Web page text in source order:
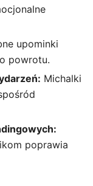
upominki
powrotu.
Michalki
poprawia